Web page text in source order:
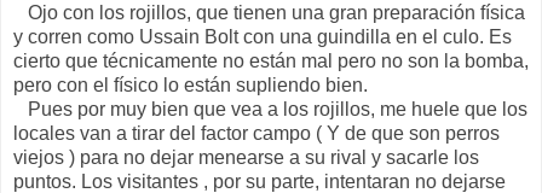
Ojo con los rojillos, que tienen una gran preparación física
y corren como Ussain Bolt con una guindilla en el culo. Es
cierto que técnicamente no están mal pero no son la bomba,
pero con el físico lo están supliendo bien.
Pues por muy bien que vea a los rojillos, me huele que los
locales van a tirar del factor campo ( Y de que son perros
viejos ) para no dejar menearse a su rival y sacarle los
puntos. Los visitantes , por su parte, intentaran no dejarse